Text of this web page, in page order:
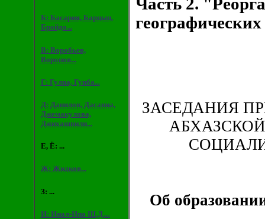
Б: Басария, Барцыц,
Бройдо...
В: Воробьев,
Воронов...
Г: Гулиа, Гунба...
Д: Данилов, Дасаниа,
Джемакулова,
Джихашвили...
Е, Ё: ...
Ж: Жидков...
З: ...
И: Инал-Ипа Ш.Д....
Часть 2.
ЗАСЕДАНИЯ
Об